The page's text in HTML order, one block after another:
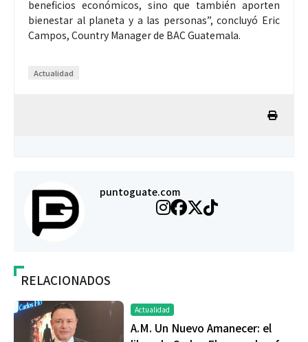
beneficios económicos, sino que también aporten
bienestar al planeta y a las personas”, concluyó Eric
Campos, Country Manager de BAC Guatemala.
Actualidad
puntoguate.com
RELACIONADOS
Actualidad
A.M. Un Nuevo Amanecer: el